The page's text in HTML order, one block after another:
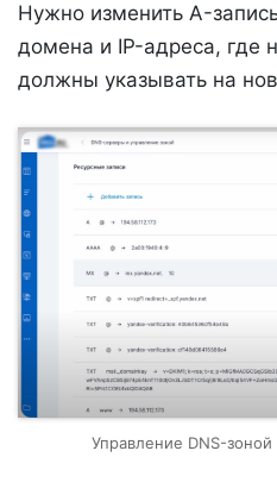
Нужно изменить A-
домена и IP-адреса, где
должны указывать на
Управление DNS-